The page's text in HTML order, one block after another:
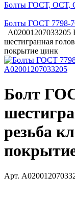
Болты ГОСТ, ОСТ,
Болты ГОСТ 7798-
шестигранная
покрытие цинк
Болт
резьба
Арт.